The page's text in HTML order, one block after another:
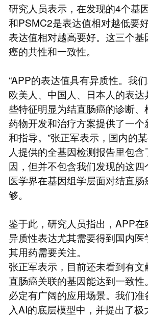
研究人员表示，在发现的4个基
和PSMC2是表达值相对越低要
表达值相对越高要好。这三个
癌的共性和一致性。
“APP的表达值具有异质性。我
欧美人、中国人、日本人的表
些特征明显为结直肠癌的诊断、
药物开发和治疗方案提供了一个
和指导。”张正军表示，国内的
人提供的全基因检测报告里包
因，但并不包含我们发现的这
医学界在基因组学层面对结直肠
够。
鉴于此，研究人员指出，APP
异质性表达尤其需要得到国内
其用药需要关注。
张正军表示，目前还未看到有
直肠癌关联的基因能达到一致
必定有广阔的应用场景。我们
入AI的底层模型中，并提出了